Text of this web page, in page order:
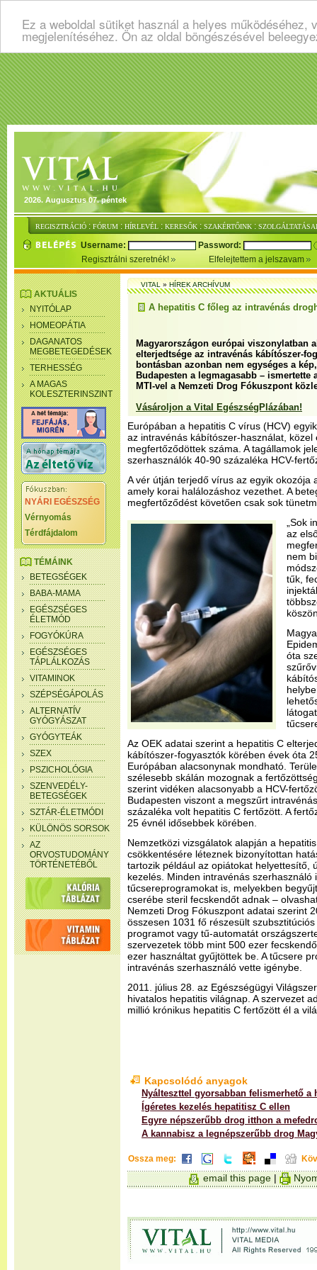
Ez a weboldal sütiket használ a helyes
megjelenítéséhez. Ön az oldal böngészésével
2026. Augusztus 07. péntek
REGISZTRÁCIÓ : FÓRUM : HÍRLEVÉL : KERESŐK : SZAKÉRTŐINK :
Username:
Password:
Regisztrálni szeretnék!
Elfelejtettem a jelszavam
AKTUÁLIS
NYITÓLAP
HOMEOPÁTIA
DAGANATOS
MEGBETEGEDÉSEK
TERHESSÉG
A MAGAS
KOLESZTERINSZINT
NYÁRI EGÉSZSÉG
Vérnyomás
Térdfájdalom
TÉMÁINK
BETEGSÉGEK
BABA-MAMA
EGÉSZSÉGES
ÉLETMÓD
FOGYÓKÚRA
EGÉSZSÉGES
TÁPLÁLKOZÁS
VITAMINOK
SZÉPSÉGÁPOLÁS
ALTERNATÍV
GYÓGYÁSZAT
GYÓGYTEÁK
SZEX
PSZICHOLÓGIA
SZENVEDÉLY-
BETEGSÉGEK
SZTÁR-ÉLETMÓDI
KÜLÖNÖS SORSOK
AZ
ORVOSTUDOMÁNY
TÖRTÉNETÉBŐL
VITAL»HÍREK ARCHÍVUM
A hepatitis C főleg az intravénás
Magyarországon európai viszonylatban
elterjedtsége az intravénás kábítószer-
bontásban azonban nem egységes a
Budapesten a legmagasabb – ismertette
MTI-vel a Nemzeti Drog Fókuszpont
Vásároljon a Vital EgészségPlázában!
Európában a hepatitis C vírus (HCV)
az intravénás kábítószer-használat, közel
megfertőződöttek száma. A tagállamok
szerhasználók 40-90 százaléka HCV-
A vér útján terjedő vírus az egyik okozója
amely korai halálozáshoz vezethet. A
megfertőződést követően csak sok
„Sok
az
nem
tűk,
óta
Az OEK adatai szerint a hepatitis C
kábítószer-fogyasztók körében évek óta
Európában alacsonynak mondható.
szélesebb skálán mozognak a
szerint vidéken alacsonyabb a HCV-
Budapesten viszont a megszűrt
százaléka volt hepatitis C fertőzött. A
25 évnél idősebbek körében.
Nemzetközi vizsgálatok alapján a
csökkentésére léteznek bizonyítottan
tartozik például az opiátokat helyettesítő,
kezelés. Minden intravénás szerhasználó
tűcsereprogramokat is, melyekben
cserébe steril fecskendőt adnak –
Nemzeti Drog Fókuszpont adatai szerint
összesen 1031 fő részesült
programot vagy tű-automatát
szervezetek több mint 500 ezer
ezer használtat gyűjtöttek be. A tűcsere
intravénás szerhasználó vette igénybe.
2011. július 28. az Egészségügyi
hivatalos hepatitis világnap. A szervezet
millió krónikus hepatitis C fertőzött él a
Kapcsolódó anyagok
Nyálteszttel gyorsabban felismerhető a
Ígéretes kezelés hepatitisz C ellen
Egyre népszerűbb drog itthon a
A kannabisz a legnépszerűbb drog
Ossza meg:
email this page |